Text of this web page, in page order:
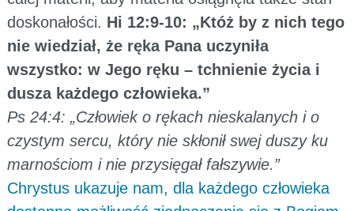
doskonałości. Hi 12:9-10: „Któż by z nich tego
nie wiedział, że ręka Pana uczyniła
wszystko: w Jego ręku – tchnienie życia i
dusza każdego człowieka.”
Ps 24:4: „Człowiek o rękach nieskalanych i o
czystym sercu, który nie skłonił swej duszy ku
marnościom i nie przysięgał fałszywie.”
Chrystus ukazuje nam, dla każdego człowieka